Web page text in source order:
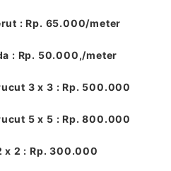
: Rp. 65.000/meter
: Rp. 50.000,/meter
3 x 3 : Rp. 500.000
5 x 5 : Rp. 800.000
x 2 : Rp. 300.000